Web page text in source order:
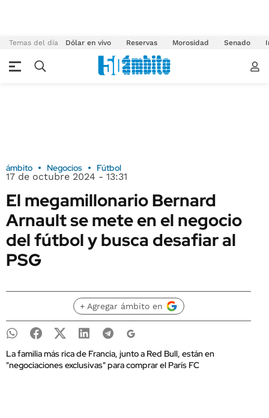
Temas del día Dólar en vivo Reservas Morosidad Senado
ámbito Negocios Fútbol
17 de octubre 2024 - 13:31
El megamillonario Bernard
Arnault se mete en el negocio
del fútbol y busca desafiar al
PSG
+ Agregar ámbito en
La familia más rica de Francia, junto a Red Bull, están en
"negociaciones exclusivas" para comprar el París FC